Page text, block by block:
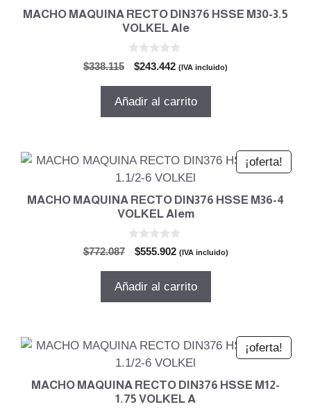
MACHO MAQUINA RECTO DIN376 HSSE M30-3.5
VOLKEL Ale
$338.115
El
original
$243.442El
actual
(IVA incluido)
Añadir al carrito
¡oferta!
MACHO MAQUINA RECTO DIN376 HSSE M36-4
VOLKEL Alem
$772.087
El
original
$555.902El
actual
(IVA incluido)
Añadir al carrito
¡oferta!
MACHO MAQUINA RECTO DIN376 HSSE M12-
1.75 VOLKEL A